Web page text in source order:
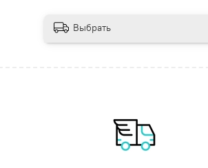
Выбрать